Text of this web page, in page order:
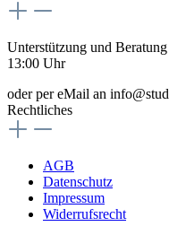
Unterstützung und
13:00 Uhr
oder per eMail an
Rechtliches
AGB
Datenschutz
Impressum
Widerrufsrecht